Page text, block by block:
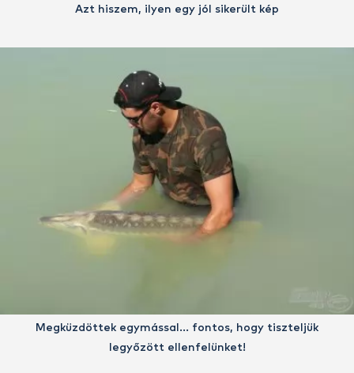
Azt hiszem, ilyen egy jól sikerült kép
Megküzdöttek egymással… fontos, hogy tiszteljük
legyőzött ellenfelünket!